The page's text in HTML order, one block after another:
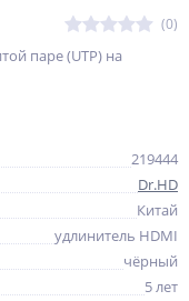
(0)
паре (UTP) на
219444
Dr.HD
Китай
удлинитель HDMI
чёрный
5 лет